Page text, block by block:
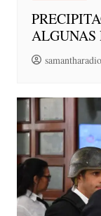
ALGUNAS
samantharadio